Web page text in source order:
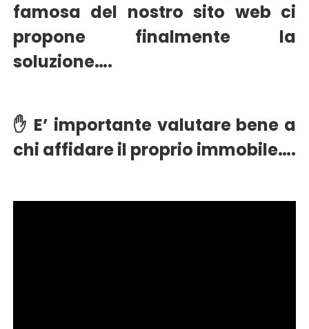
famosa del nostro sito web ci
propone finalmente la
soluzione….
✋ E’ importante valutare bene a
chi affidare il proprio immobile….